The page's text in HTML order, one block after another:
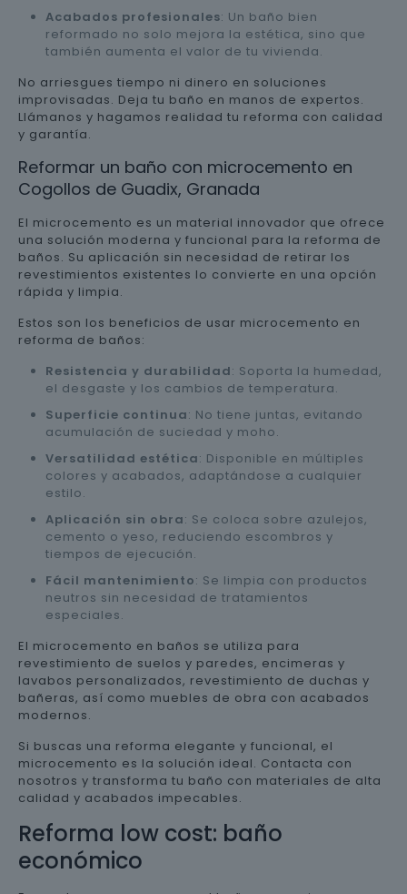
Acabados profesionales: Un baño bien
reformado no solo mejora la estética, sino que
también aumenta el valor de tu vivienda.
No arriesgues tiempo ni dinero en soluciones
improvisadas. Deja tu baño en manos de expertos.
Llámanos y hagamos realidad tu reforma con calidad
y garantía.
Reformar un baño con microcemento en
Cogollos de Guadix, Granada
El microcemento es un material innovador que ofrece
una solución moderna y funcional para la reforma de
baños. Su aplicación sin necesidad de retirar los
revestimientos existentes lo convierte en una opción
rápida y limpia.
Estos son los beneficios de usar microcemento en
reforma de baños:
Resistencia y durabilidad: Soporta la humedad,
el desgaste y los cambios de temperatura.
Superficie continua: No tiene juntas, evitando
acumulación de suciedad y moho.
Versatilidad estética: Disponible en múltiples
colores y acabados, adaptándose a cualquier
estilo.
Aplicación sin obra: Se coloca sobre azulejos,
cemento o yeso, reduciendo escombros y
tiempos de ejecución.
Fácil mantenimiento: Se limpia con productos
neutros sin necesidad de tratamientos
especiales.
El microcemento en baños se utiliza para
revestimiento de suelos y paredes, encimeras y
lavabos personalizados, revestimiento de duchas y
bañeras, así como muebles de obra con acabados
modernos.
Si buscas una reforma elegante y funcional, el
microcemento es la solución ideal. Contacta con
nosotros y transforma tu baño con materiales de alta
calidad y acabados impecables.
Reforma low cost: baño
económico